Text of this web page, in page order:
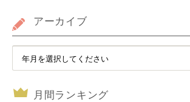
アーカイブ
月間ランキング